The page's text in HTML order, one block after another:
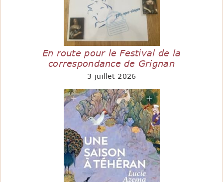
En route pour le Festival de la
correspondance de Grignan
3 juillet 2026